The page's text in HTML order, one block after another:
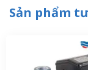
Sản phẩm